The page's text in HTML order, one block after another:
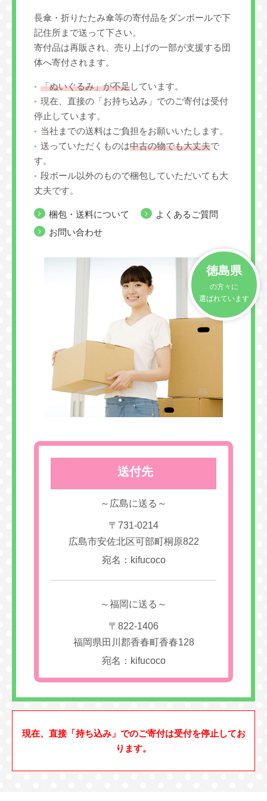
長傘・折りたたみ傘等の寄付品をダンボールで下
記住所まで送って下さい。
寄付品は再販され、売り上げの一部が支援する団
体へ寄付されます。
「ぬいぐるみ」が不足しています。
現在、直接の「お持ち込み」でのご寄付は受付
停止しています。
当社までの送料はご負担をお願いいたします。
送っていただくものは中古の物でも大丈夫で
す。
段ボール以外のもので梱包していただいても大
丈夫です。
梱包・送料について
よくあるご質問
お問い合わせ
徳島県
の方々に
選ばれています
送付先
～広島に送る～
〒731-0214
広島市安佐北区可部町桐原822
宛名：kifucoco
～福岡に送る～
〒822-1406
福岡県田川郡香春町香春128
宛名：kifucoco
現在、直接「持ち込み」でのご寄付は受付を停止してお
ります。